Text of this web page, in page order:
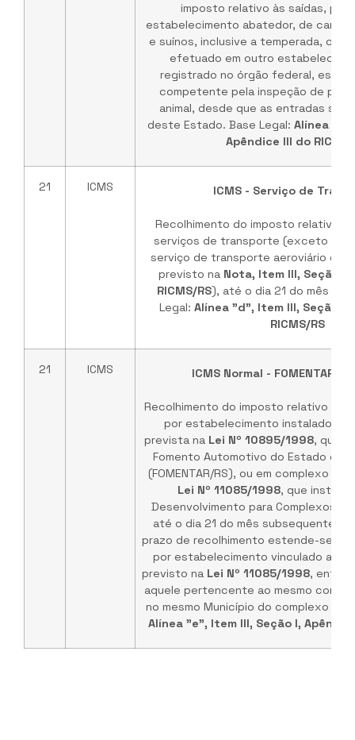
imposto relativo às saídas,
estabelecimento abatedor, de carne
e suínos, inclusive a temperada,
efetuado em outro
registrado no órgão federal,
competente pela inspeção de
animal, desde que as entradas
deste Estado. Base Legal: Alínea "c",
Apêndice III do RICMS/
21 ICMS ICMS - Serviço de
Recolhimento do imposto relativo
serviços de transporte (exceto
serviço de transporte aeroviário que
previsto na Nota, Item III, Seção I,
RICMS/RS), até o dia 21 do mês
Legal: Alínea "d", Item III, Seção I,
RICMS/RS
21 ICMS ICMS Normal - FOMENTAR/
Recolhimento do imposto relativo às
por estabelecimento instalado em
prevista na Lei Nº 10895/1998, que
Fomento Automotivo do Estado do
(FOMENTAR/RS), ou em complexo
Lei Nº 11085/1998, que
Desenvolvimento para Complexos
até o dia 21 do mês subsequente.
prazo de recolhimento estende-se às
por estabelecimento vinculado a
previsto na Lei Nº 11085/1998,
aquele pertencente ao mesmo
no mesmo Município do complexo
Alínea "e", Item III, Seção I,